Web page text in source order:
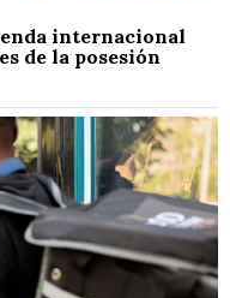
internacional
de la posesión